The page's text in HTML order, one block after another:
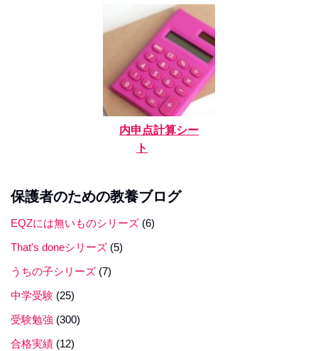
内申点計算シー
ト
保護者のための教養ブログ
EQZには無いものシリーズ (6)
That's doneシリーズ (5)
うちの子シリーズ (7)
中学受験 (25)
受験勉強 (300)
合格実績 (12)